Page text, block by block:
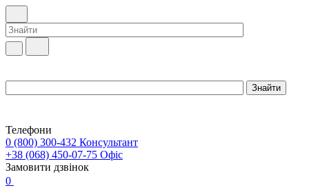
Телефони
0 (800) 300-432 Консультант
+38 (068) 450-07-75 Офіс
Замовити дзвінок
0